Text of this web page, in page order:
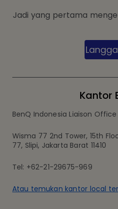
Jadi yang pertama
Kantor
BenQ Indonesia Liaison Office
Wisma 77 2nd Tower, 15th
77, Slipi, Jakarta Barat 11410
Tel: +62-21-29675-969
Atau temukan kantor local